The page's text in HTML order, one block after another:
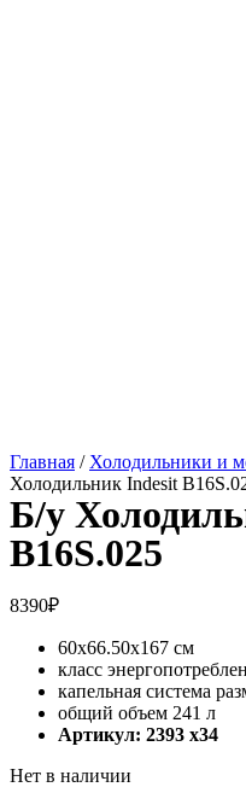
Главная / Холодильники и
Холодильник Indesit
Б/у
B16S.025
8390₽
60х66.50х167 см
класс
капельная система
общий объем 241 л
Артикул: 2393 x34
Нет в наличии